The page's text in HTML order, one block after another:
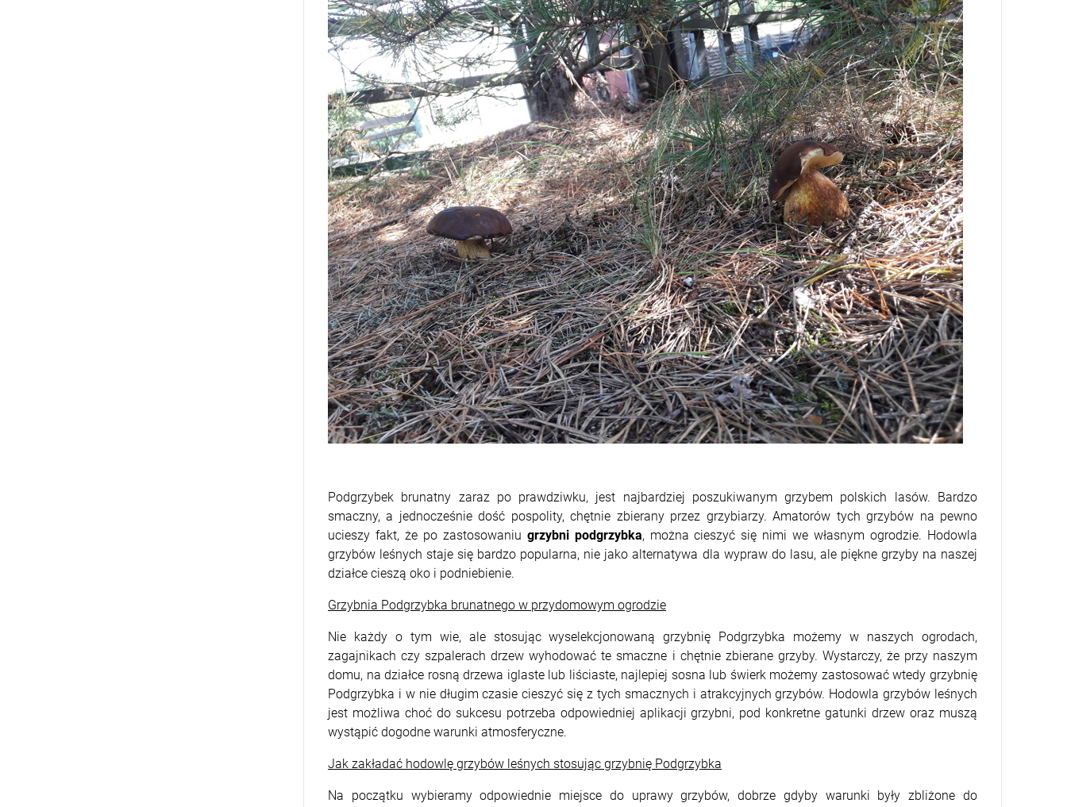
Podgrzybek brunatny zaraz po prawdziwku, jest najbardziej poszukiwanym grzybem polskich lasów. Bardzo
smaczny, a jednocześnie dość pospolity, chętnie zbierany przez grzybiarzy. Amatorów tych grzybów na pewno
ucieszy fakt, że po zastosowaniu grzybni podgrzybka, można cieszyć się nimi we własnym ogrodzie. Hodowla
grzybów leśnych staje się bardzo popularna, nie jako alternatywa dla wypraw do lasu, ale piękne grzyby na naszej
działce cieszą oko i podniebienie.
Grzybnia Podgrzybka brunatnego w przydomowym ogrodzie
Nie każdy o tym wie, ale stosując wyselekcjonowaną grzybnię Podgrzybka możemy w naszych ogrodach,
zagajnikach czy szpalerach drzew wyhodować te smaczne i chętnie zbierane grzyby. Wystarczy, że przy naszym
domu, na działce rosną drzewa iglaste lub liściaste, najlepiej sosna lub świerk możemy zastosować wtedy grzybnię
Podgrzybka i w nie długim czasie cieszyć się z tych smacznych i atrakcyjnych grzybów. Hodowla grzybów leśnych
jest możliwa choć do sukcesu potrzeba odpowiedniej aplikacji grzybni, pod konkretne gatunki drzew oraz muszą
wystąpić dogodne warunki atmosferyczne.
Jak zakładać hodowlę grzybów leśnych stosując grzybnię Podgrzybka
Na początku wybieramy odpowiednie miejsce do uprawy grzybów, dobrze gdyby warunki były zbliżone do